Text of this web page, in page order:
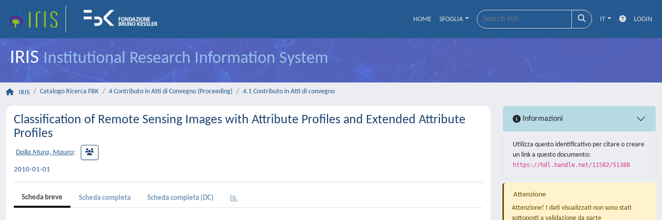
HOME SFOGLIA IT LOGIN
IRISInstitutional Research Information System
IRIS Catalogo Ricerca FBK 4 Contributo in Atti di Convegno (Proceeding) 4.1 Contributo in Atti di convegno
Classification of Remote Sensing Images with Attribute Profiles and Extended Attribute
Profiles
Dalla Mura, Mauro;
2010-01-01
Scheda breve Scheda completa Scheda completa (DC)
Informazioni
Utilizza questo identificativo per citare o creare
un link a questo documento:
https://hdl.handle.net/11582/51388
Attenzione
Attenzione! I dati visualizzati non sono stati
sottoposti a validazione da parte